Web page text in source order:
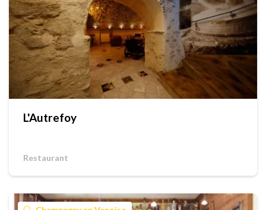
L'Autrefoy
Restaurant